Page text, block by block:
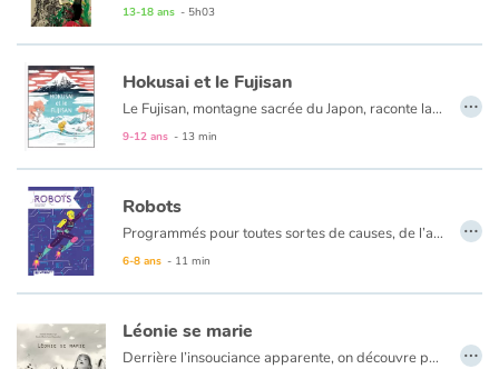
13-18 ans - 5h03
Hokusai et le Fujisan
Le Fujisan, montagne sacrée du Japon, raconte la vie d’Hokusai, ce fou de dessin, qui l’a représenté des dizaines de fois, de près comme de loin, dans La Vague, à l’aube ou au crépuscule, sous la neige ou l’orage…
9-12 ans - 13 min
…
Robots
Programmés pour toutes sortes de causes, de l’agriculture à l’exploration de l’Espace en passant par les usines pour fabriquer tous nos objets, les robots sont devenus indispensables dans nos quotidiens. Ils peuvent aussi nous remplacer pour effectuer des tâches dangereuses ou délicates comme une opération chirurgicale ou accéder à des lieux inaccessibles. En Asie, particulièrement, les robots humanoïdes collaborent de plus en plus avec les humains, en apprenant aux enfants à chanter par exemple. On les appelle les cobots, les robots collaboratifs. Les robots bouleversent nos façons de vivre et nous allons de plus en plus les côtoyer. Ils impressionnent, fascinent, et surtout interrogent…
6-8 ans - 11 min
…
Léonie se marie
Derrière l’insouciance apparente, on découvre peu à peu un pays en guerre. Bientôt, un face à face entre la fillette et un soldat du camp adverse. Osera-t-il presser sur la gâchette ? Un texte sensible, une histoire vraie, et la guerre se rejoue au milieu des champs de blé. …